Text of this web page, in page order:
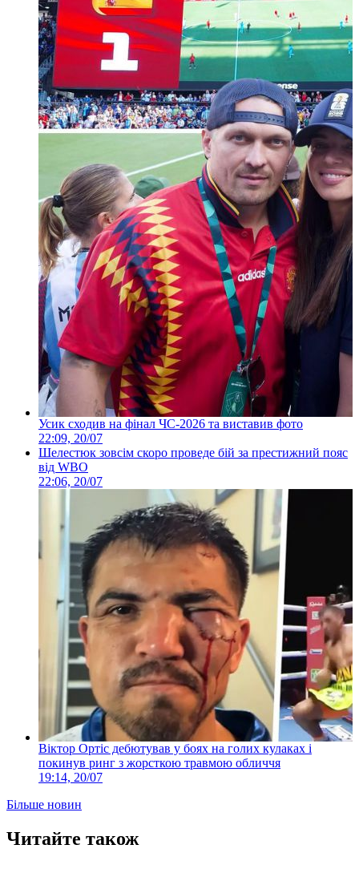
Усик сходив на фінал ЧС-2026 та виставив фото
22:09, 20/07
Шелестюк зовсім скоро проведе бій за престижний пояс
від WBO
22:06, 20/07
Віктор Ортіс дебютував у боях на голих кулаках і
покинув ринг з жорсткою травмою обличчя
19:14, 20/07
Більше новин
Читайте також